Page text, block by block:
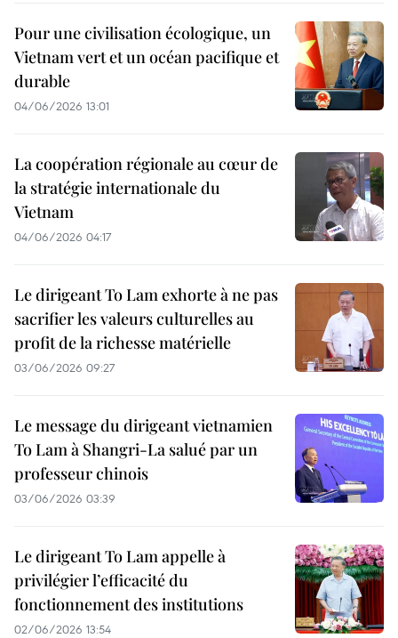
Pour une civilisation écologique, un
Vietnam vert et un océan pacifique et
durable
04/06/2026 13:01
La coopération régionale au cœur de
la stratégie internationale du
Vietnam
04/06/2026 04:17
Le dirigeant To Lam exhorte à ne pas
sacrifier les valeurs culturelles au
profit de la richesse matérielle
03/06/2026 09:27
Le message du dirigeant vietnamien
To Lam à Shangri-La salué par un
professeur chinois
03/06/2026 03:39
Le dirigeant To Lam appelle à
privilégier l’efficacité du
fonctionnement des institutions
02/06/2026 13:54